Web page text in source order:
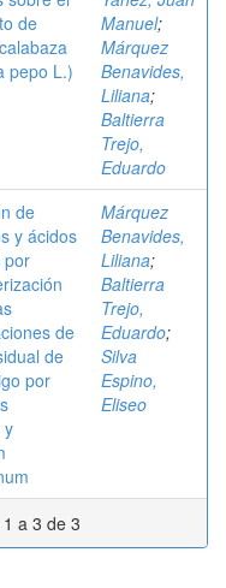
de
pepo L.)
Manuel;
Márquez
Benavides,
Liliana;
Baltierra
Trejo,
Eduardo
de
y ácidos
por
de
de
por
y
Márquez
Benavides,
Liliana;
Baltierra
Trejo,
Eduardo;
Silva
Espino,
Eliseo
a 3 de 3